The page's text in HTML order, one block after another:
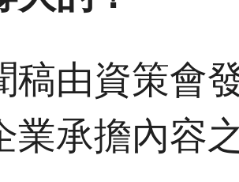
稿由資策會
業承擔內容